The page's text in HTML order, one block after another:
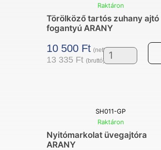
Raktáron
Törölköző tartós zuhany ajtó
fogantyú ARANY
10 500 Ft (nettó)
13 335 Ft (bruttó)Törölköző
ajtó
fogantyú
ARANY
SH011-GP
Raktáron
Nyitómarkolat üvegajtóra
ARANY